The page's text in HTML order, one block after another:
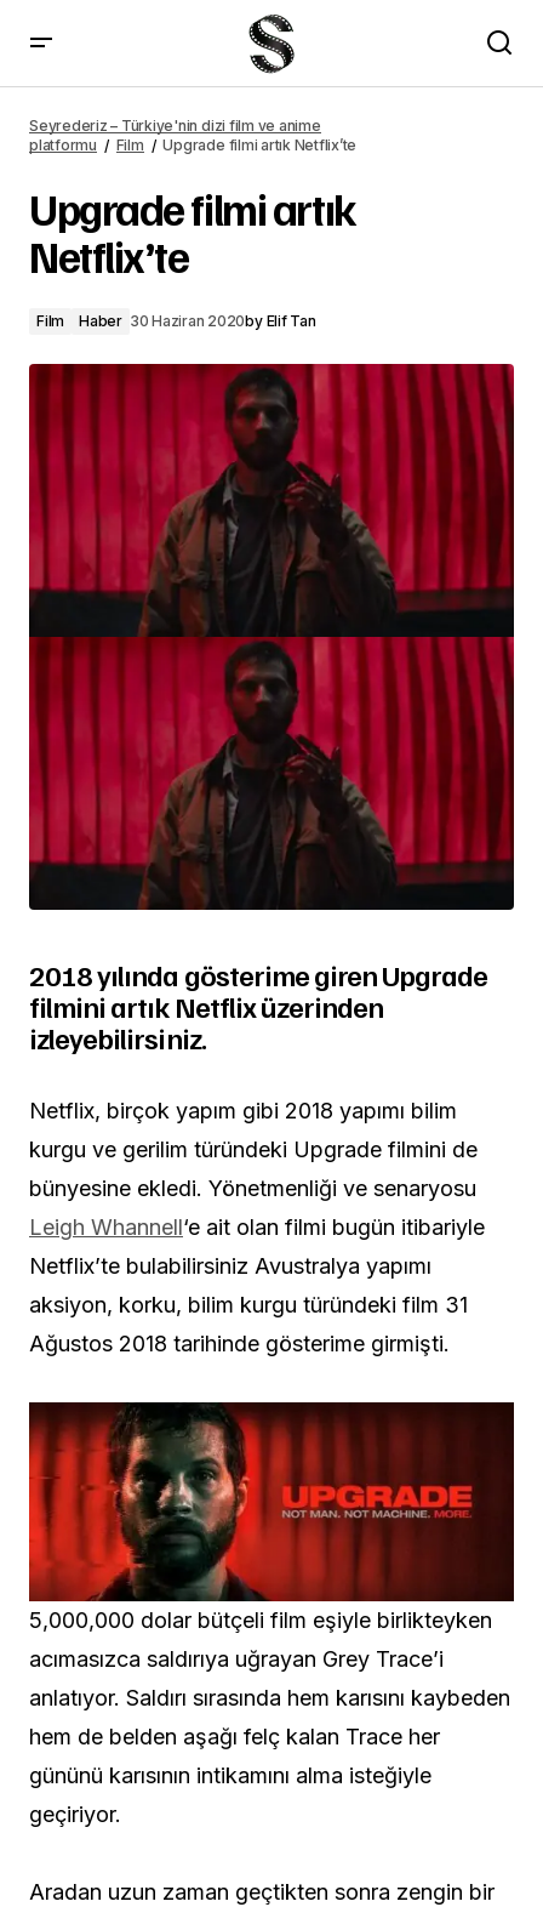
Seyrederiz – Türkiye'nin dizi film ve anime
platformu
Film Upgrade filmi artık Netflix’te
Upgrade filmi artık
Netflix’te
Film Haber 30 Haziran 2020by Elif Tan
2018 yılında gösterime giren Upgrade
filmini artık Netflix üzerinden
izleyebilirsiniz.
Netflix, birçok yapım gibi 2018 yapımı bilim
kurgu ve gerilim türündeki Upgrade filmini de
bünyesine ekledi. Yönetmenliği ve senaryosu
Leigh Whannell‘e ait olan filmi bugün itibariyle
Netflix’te bulabilirsiniz Avustralya yapımı
aksiyon, korku, bilim kurgu türündeki film 31
Ağustos 2018 tarihinde gösterime girmişti.
5,000,000 dolar bütçeli film eşiyle birlikteyken
acımasızca saldırıya uğrayan Grey Trace’i
anlatıyor. Saldırı sırasında hem karısını kaybeden
hem de belden aşağı felç kalan Trace her
gününü karısının intikamını alma isteğiyle
geçiriyor.
Aradan uzun zaman geçtikten sonra zengin bir